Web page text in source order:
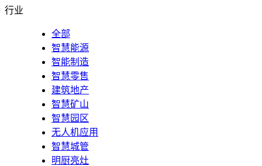
行业
全部
智慧能源
智能制造
智慧零售
建筑地产
智慧矿山
智慧园区
无人机应用
智慧城管
明厨亮灶